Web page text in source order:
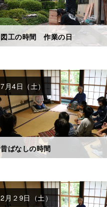
図工の時間 作業の日
昔ばなしの時間
7月4日（土）
2月２9日（土）